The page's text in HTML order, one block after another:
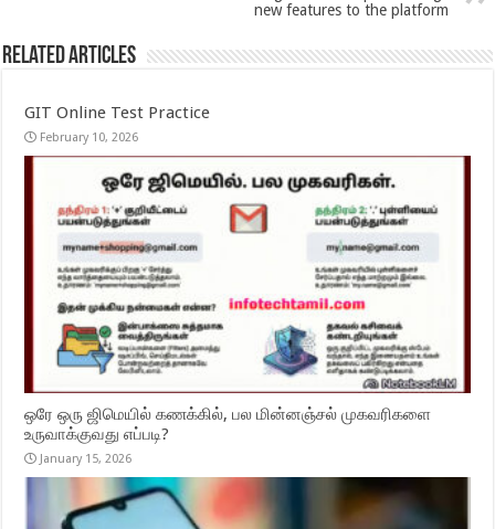
new features to the platform
Related Articles
GIT Online Test Practice
February 10, 2026
ஒரே ஒரு ஜிமெயில் கணக்கில், பல மின்னஞ்சல் முகவரிகளை
உருவாக்குவது எப்படி?
January 15, 2026